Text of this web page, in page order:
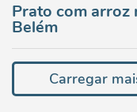
Prato com arroz
Belém
Carregar